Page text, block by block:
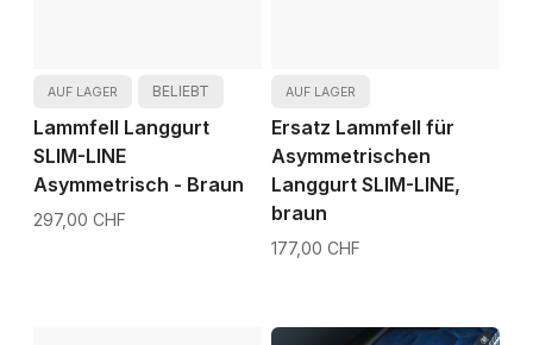
AUF LAGER BELIEBT
Lammfell Langgurt
SLIM-LINE
Asymmetrisch - Braun
297,00 CHF
AUF LAGER
Ersatz Lammfell für
Asymmetrischen
Langgurt SLIM-LINE,
braun
177,00 CHF